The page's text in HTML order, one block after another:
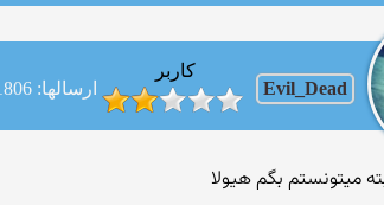
Evil_Dead
کاربر
ارسالها: 1806